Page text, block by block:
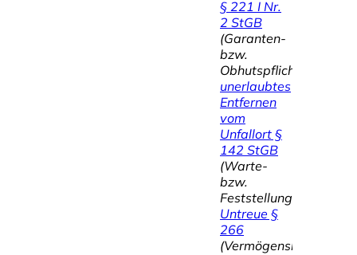
§ 221 I Nr.
2 StGB
(Garanten-
bzw.
Obhutspflicht);
unerlaubtes
Entfernen
vom
Unfallort §
142 StGB
(Warte-
bzw.
Feststellungspflicht);
Untreue §
266